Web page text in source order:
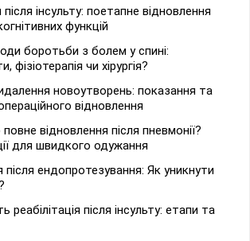
після інсульту: поетапне відновлення
функцій
боротьби з болем у спині:
фізіотерапія чи хірургія?
новоутворень: показання та
відновлення
відновлення після пневмонії?
для швидкого одужання
після ендопротезування: Як уникнути
реабілітація після інсульту: етапи та